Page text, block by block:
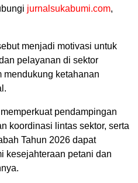
jurnalsukabumi.com,
menjadi motivasi untuk
pelayanan di sektor
mendukung ketahanan
pendampingan
koordinasi lintas sektor, serta
Tahun 2026 dapat
kesejahteraan petani dan